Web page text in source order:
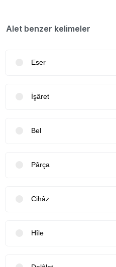
Alet benzer kelimeler
Eser
İşâret
Bel
Pârça
Cihâz
Hîle